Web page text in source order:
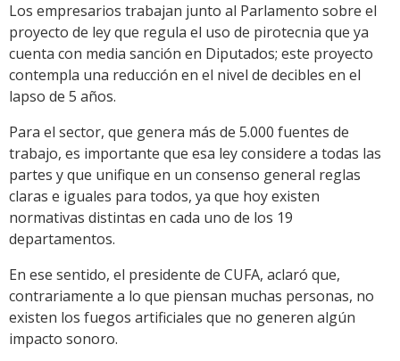
Los empresarios trabajan junto al Parlamento sobre el
proyecto de ley que regula el uso de pirotecnia que ya
cuenta con media sanción en Diputados; este proyecto
contempla una reducción en el nivel de decibles en el
lapso de 5 años.
Para el sector, que genera más de 5.000 fuentes de
trabajo, es importante que esa ley considere a todas las
partes y que unifique en un consenso general reglas
claras e iguales para todos, ya que hoy existen
normativas distintas en cada uno de los 19
departamentos.
En ese sentido, el presidente de CUFA, aclaró que,
contrariamente a lo que piensan muchas personas, no
existen los fuegos artificiales que no generen algún
impacto sonoro.